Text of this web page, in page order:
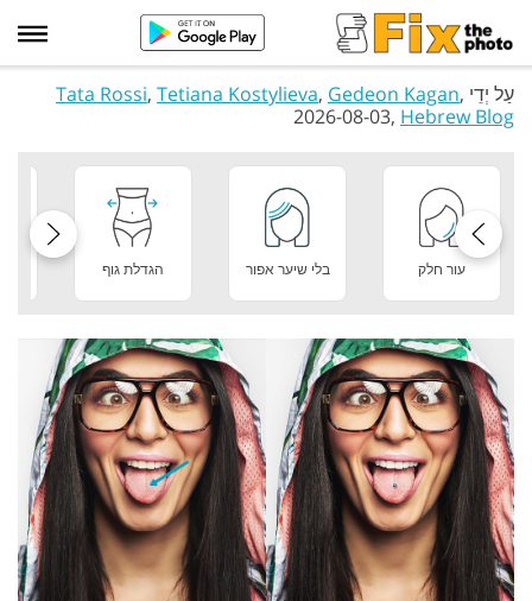
עַל יְדֵי Tata Rossi, Tetiana Kostylieva, Gedeon Kagan,
2026-08-03, Hebrew Blog
עור חלק בלי שיער אפור הגדלת גוף